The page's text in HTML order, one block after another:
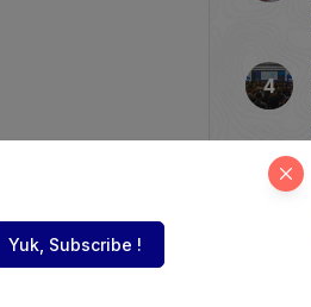
Yuk, Subscribe !